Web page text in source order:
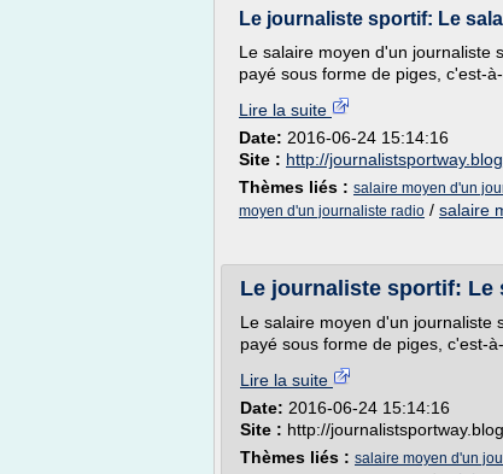
Le journaliste sportif: Le
Le salaire moyen d'un journaliste
payé sous forme de piges, c'est-
Lire la suite
Date: 2016-06-24 15:14:16
Site : http://
Thèmes liés : salaire moyen d'un
moyen d'un journaliste radio / salaire
Le journaliste sportif: Le
Le salaire moyen d'un journaliste
payé sous forme de piges, c'est-
Lire la suite
Date: 2016-06-24 15:14:16
Site : http://
Thèmes liés : salaire moyen d'un